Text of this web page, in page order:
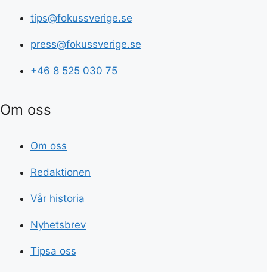
tips@fokussverige.se
press@fokussverige.se
+46 8 525 030 75
Om oss
Om oss
Redaktionen
Vår historia
Nyhetsbrev
Tipsa oss